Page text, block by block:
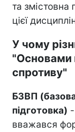
та змістовна
цієї
У чому
"Основами
спротиву"
БЗВП
підготовка)
вважався